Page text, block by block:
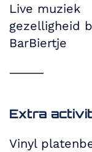
Live muziek
gezelligheid
BarBiertje
⸻
Extra
Vinyl